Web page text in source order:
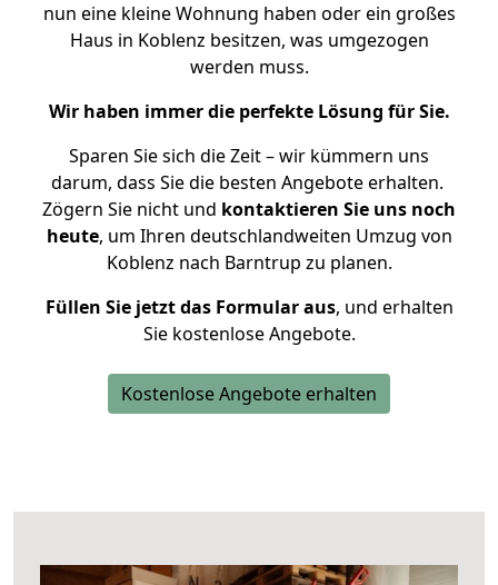
nun eine kleine Wohnung haben oder ein großes
Haus in Koblenz besitzen, was umgezogen
werden muss.
Wir haben immer die perfekte Lösung für Sie.
Sparen Sie sich die Zeit – wir kümmern uns
darum, dass Sie die besten Angebote erhalten.
Zögern Sie nicht und kontaktieren Sie uns noch
heute, um Ihren deutschlandweiten Umzug von
Koblenz nach Barntrup zu planen.
Füllen Sie jetzt das Formular aus, und erhalten
Sie kostenlose Angebote.
Kostenlose Angebote erhalten